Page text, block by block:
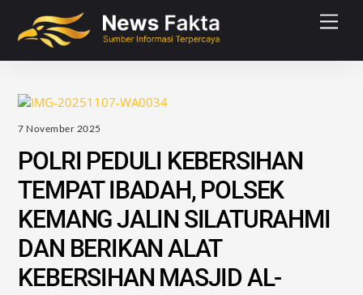
content
7 November 2025
POLRI PEDULI KEBERSIHAN
TEMPAT IBADAH, POLSEK
KEMANG JALIN SILATURAHMI
DAN BERIKAN ALAT
KEBERSIHAN MASJID AL-